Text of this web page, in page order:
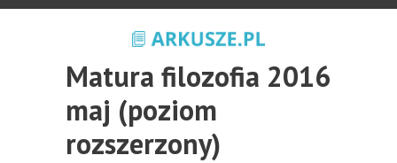
Matura filozofia 2016
maj (poziom
rozszerzony)